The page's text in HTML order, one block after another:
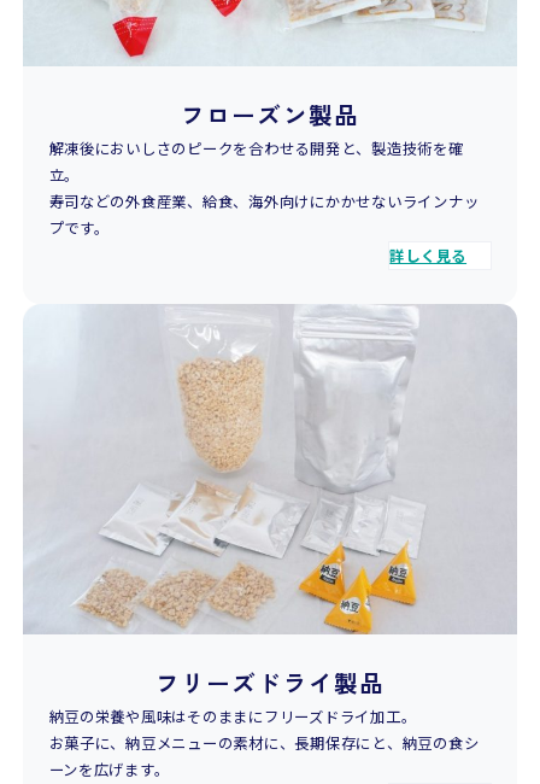
フローズン製品
解凍後においしさのピークを合わせる開発と、製造技術を確
立。
寿司などの外食産業、給食、海外向けにかかせないラインナッ
プです。
詳しく見る
フリーズドライ製品
納豆の栄養や風味はそのままにフリーズドライ加工。
お菓子に、納豆メニューの素材に、長期保存にと、納豆の食シ
ーンを広げます。